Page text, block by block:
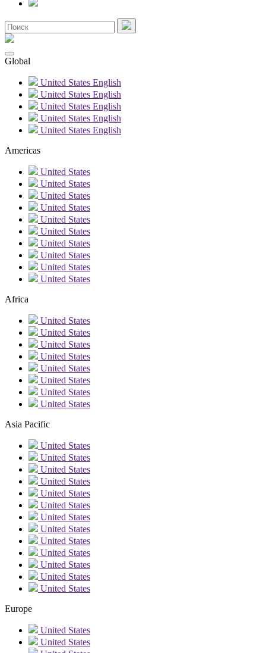
Global
United States English
United States English
United States English
United States English
United States English
Americas
United States
United States
United States
United States
United States
United States
United States
United States
United States
United States
Africa
United States
United States
United States
United States
United States
United States
United States
United States
Asia Pacific
United States
United States
United States
United States
United States
United States
United States
United States
United States
United States
United States
United States
United States
Europe
United States
United States